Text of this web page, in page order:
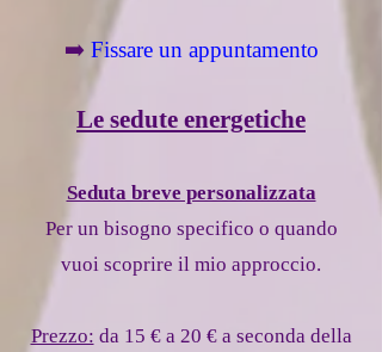
➡️ Fissare un appuntamento
Le sedute energetiche
Seduta breve personalizzata
Per un bisogno specifico o quando
vuoi scoprire il mio approccio.
Prezzo: da 15 € a 20 € a seconda della